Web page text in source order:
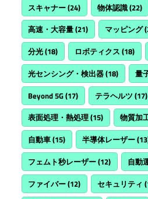
スキャナー(24) 物体認識(22)
高速・大容量(21) マッピング
分光(18) ロボティクス (18)
光センシング・検出器(18) 量
Beyond 5G(17) テラヘルツ (17)
表面処理・熱処理(15) 物質加
自動車(15) 半導体レーザー
フェムト秒レーザー(12) 自動
ファイバー(12) セキュリティ